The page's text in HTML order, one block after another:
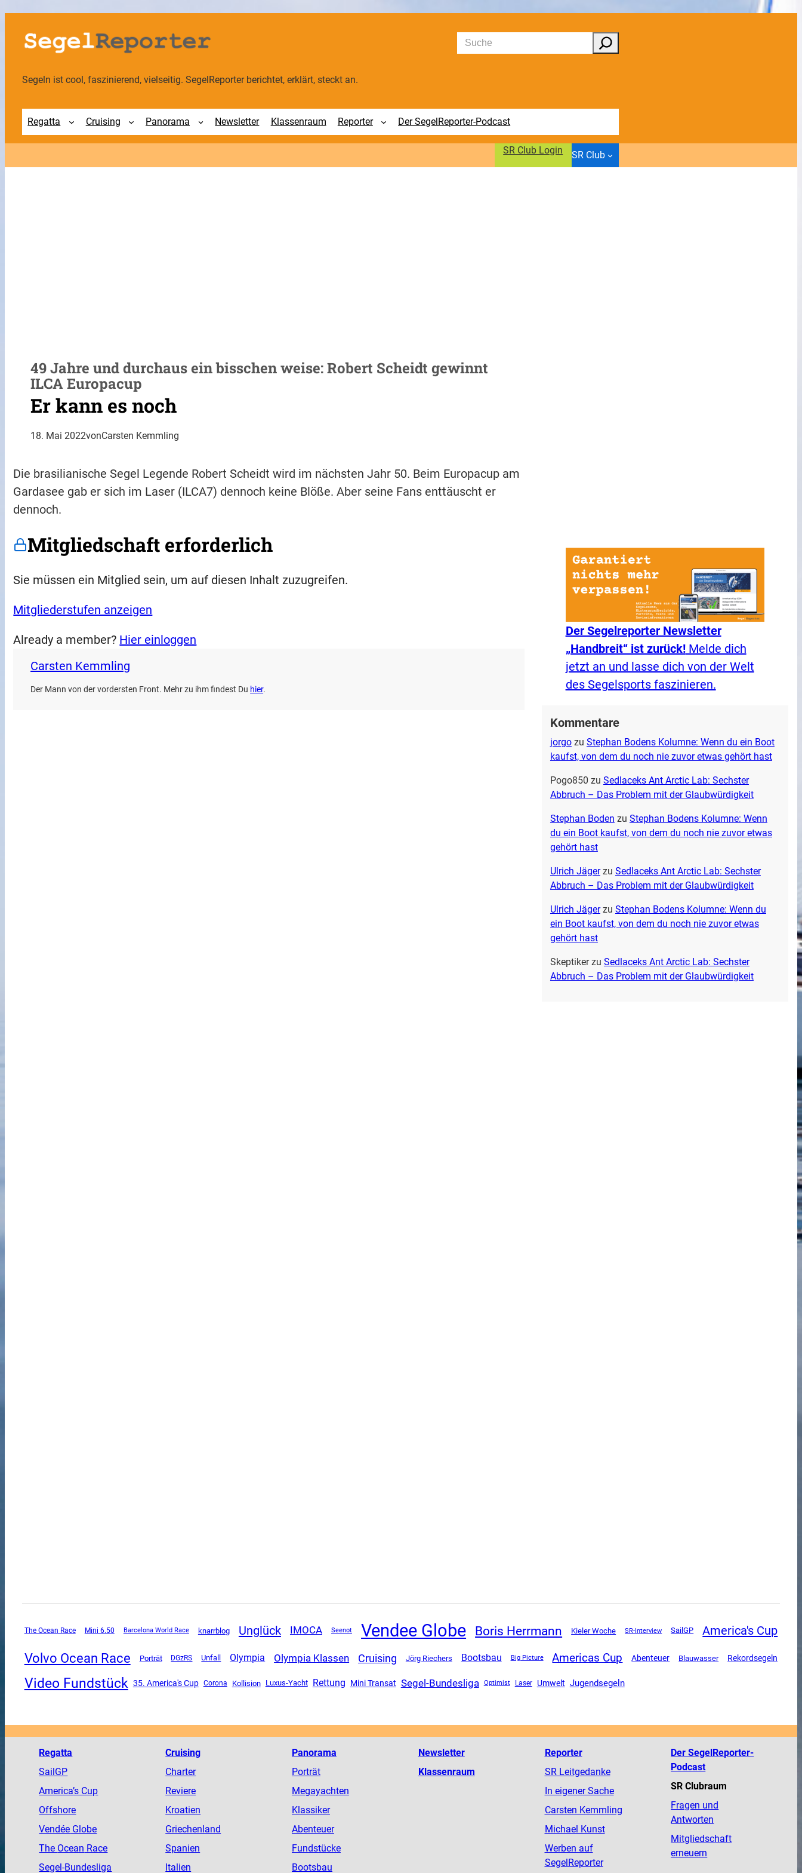
Zum
Inhalt
springen
Suchen
Segeln ist cool, faszinierend, vielseitig. SegelReporter berichtet, erklärt, steckt an.
Regatta Cruising Panorama Newsletter Klassenraum Reporter Der SegelReporter-Podcast
SR Club Login SR Club
49 Jahre und durchaus ein bisschen weise: Robert Scheidt gewinnt
ILCA Europacup
Er kann es noch
18. Mai 2022vonCarsten Kemmling
Die brasilianische Segel Legende Robert Scheidt wird im nächsten Jahr 50. Beim Europacup am
Gardasee gab er sich im Laser (ILCA7) dennoch keine Blöße. Aber seine Fans enttäuscht er
dennoch.
Mitgliedschaft erforderlich
Sie müssen ein Mitglied sein, um auf diesen Inhalt zuzugreifen.
Mitgliederstufen anzeigen
Already a member? Hier einloggen
Carsten Kemmling
Der Mann von der vordersten Front. Mehr zu ihm findest Du hier.
Der Segelreporter Newsletter
„Handbreit“ ist zurück!Melde dich
jetzt an und lasse dich von der Welt
des Segelsports faszinieren.
Kommentare
jorgozu Stephan Bodens Kolumne: Wenn du ein Boot
kaufst, von dem du noch nie zuvor etwas gehört hast
Pogo850 zu Sedlaceks Ant Arctic Lab: Sechster
Abbruch – Das Problem mit der Glaubwürdigkeit
Stephan Boden zu Stephan Bodens Kolumne: Wenn
du ein Boot kaufst, von dem du noch nie zuvor etwas
gehört hast
Ulrich Jägerzu Sedlaceks Ant Arctic Lab: Sechster
Abbruch – Das Problem mit der Glaubwürdigkeit
Ulrich Jägerzu Stephan Bodens Kolumne: Wenn du
ein Boot kaufst, von dem du noch nie zuvor etwas
gehört hast
Skeptikerzu Sedlaceks Ant Arctic Lab: Sechster
Abbruch – Das Problem mit der Glaubwürdigkeit
The Ocean Race Mini 6.50 Barcelona World Race knarrblog Unglück IMOCA Seenot Vendee Globe Boris Herrmann Kieler Woche SR-Interview SailGP America's Cup
Volvo Ocean Race Porträt DGzRS Unfall Olympia Olympia Klassen Cruising Jörg Riechers Bootsbau Big Picture Americas Cup Abenteuer Blauwasser Rekordsegeln
Video Fundstück 35. America's Cup Corona Kollision Luxus-Yacht Rettung Mini Transat Segel-Bundesliga Optimist Laser Umwelt Jugendsegeln
Regatta
SailGP
America’s Cup
Offshore
Vendée Globe
The Ocean Race
Segel-Bundesliga
Cruising
Charter
Reviere
Kroatien
Griechenland
Spanien
Italien
Panorama
Porträt
Megayachten
Klassiker
Abenteuer
Fundstücke
Bootsbau
Newsletter
Klassenraum
Reporter
SR Leitgedanke
In eigener Sache
Carsten Kemmling
Michael Kunst
Werben auf
SegelReporter
Der SegelReporter-
Podcast
SR Clubraum
Fragen und
Antworten
Mitgliedschaft
erneuern